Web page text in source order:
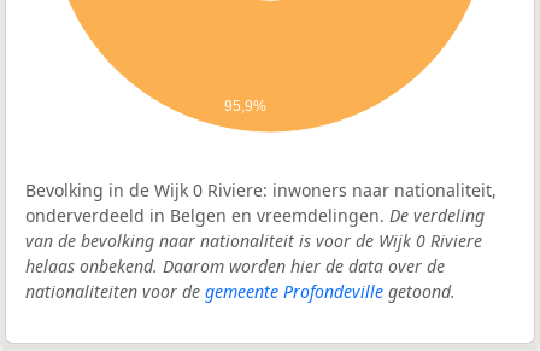
95,9%
Bevolking in de Wijk 0 Riviere: inwoners naar nationaliteit,
onderverdeeld in Belgen en vreemdelingen. De verdeling
van de bevolking naar nationaliteit is voor de Wijk 0 Riviere
helaas onbekend. Daarom worden hier de data over de
nationaliteiten voor de gemeente Profondeville getoond.